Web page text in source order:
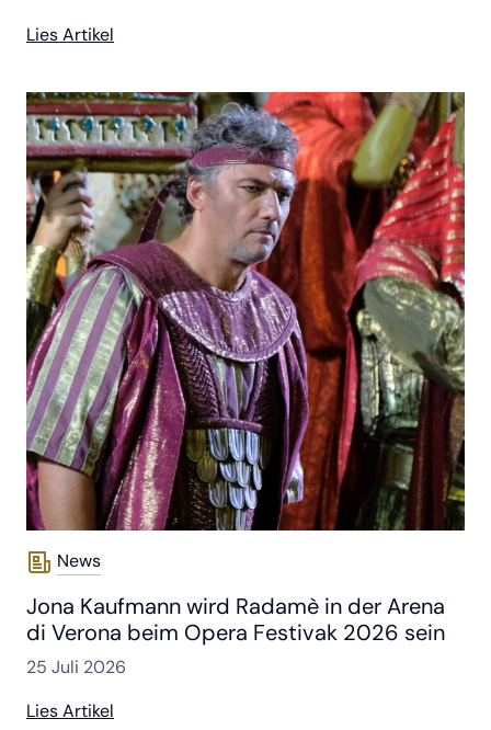
Lies Artikel
News
Jona Kaufmann wird Radamè in der Arena
di Verona beim Opera Festivak 2026 sein
25 Juli 2026
Lies Artikel